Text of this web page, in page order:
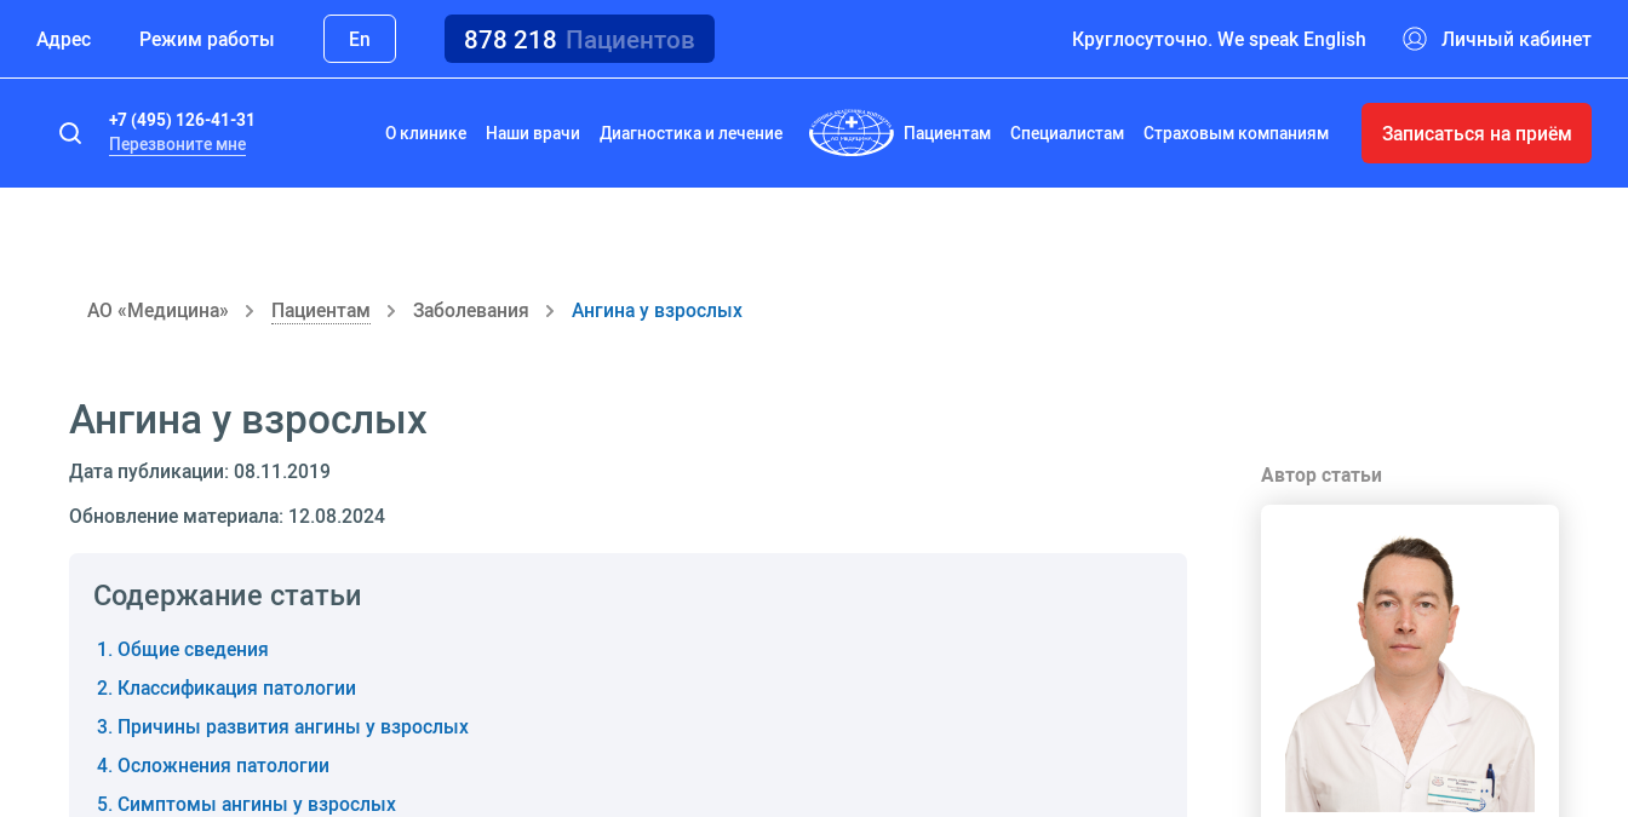
Адрес Режим работы En 878 218 Пациентов Круглосуточно. We speak English Личный кабинет
+7 (495) 126-41-31
Перезвоните мне
О клинике Наши врачи Диагностика и лечение Пациентам Специалистам Страховым компаниям Записаться на приём
АО «Медицина» Пациентам Заболевания Ангина у взрослых
Ангина у взрослых
Дата публикации: 08.11.2019
Обновление материала: 12.08.2024
Содержание статьи
Общие сведения
Классификация патологии
Причины развития ангины у взрослых
Осложнения патологии
Симптомы ангины у взрослых
Автор статьи